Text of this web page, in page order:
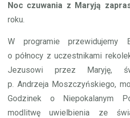
Noc czuwania z Maryją
roku.
W programie przewidujemy
o północy z uczestnikami
Jezusowi przez Maryję,
p. Andrzeja Moszczyńskiego,
Godzinek o Niepokalanym
modlitwę uwielbienia ze